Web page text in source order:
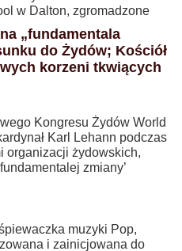
w Dalton, zgromadzone
„fundamentala
do Żydów; Kościół
korzeni tkwiących
Kongresu Żydów World
Karl Lehann podczas
organizacji żydowskich,
zmiany’
muzyki Pop,
i zainicjowana do